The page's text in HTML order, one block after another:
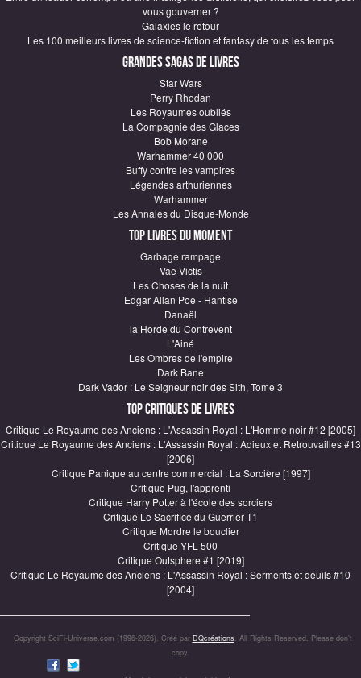
vous gouverner ?
Galaxies le retour
Les 100 meilleurs livres de science-fiction et fantasy de tous les temps
Grandes sagas de Livres
Star Wars
Perry Rhodan
Les Royaumes oubliés
La Compagnie des Glaces
Bob Morane
Warhammer 40 000
Buffy contre les vampires
Légendes arthuriennes
Warhammer
Les Annales du Disque-Monde
Top Livres du moment
Garbage rampage
Vae Victis
Les Choses de la nuit
Edgar Allan Poe - Hantise
Danaël
la Horde du Contrevent
L'Ainé
Les Ombres de l'empire
Dark Bane
Dark Vador : Le Seigneur noir des Sith, Tome 3
Top critiques de Livres
Critique Le Royaume des Anciens : L'Assassin Royal : L'Homme noir #12 [2005]
Critique Le Royaume des Anciens : L'Assassin Royal : Adieux et Retrouvailles #13
[2006]
Critique Panique au centre commercial : La Sorcière [1997]
Critique Pug, l'apprenti
Critique Harry Potter à l'école des sorciers
Critique Le Sacrifice du Guerrier T1
Critique Mordre le bouclier
Critique YFL-500
Critique Outsphere #1 [2019]
Critique Le Royaume des Anciens : L'Assassin Royal : Serments et deuils #10
[2004]
Copyright SciFi-Universe.com (1996-2026). Créé par DQcréations. All Rights Reserved. Please don’t
copy.